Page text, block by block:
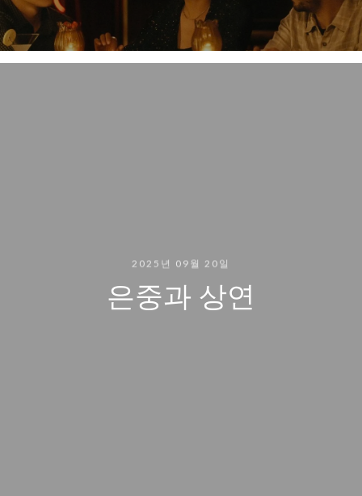
2025년 09월 20일
은중과 상연